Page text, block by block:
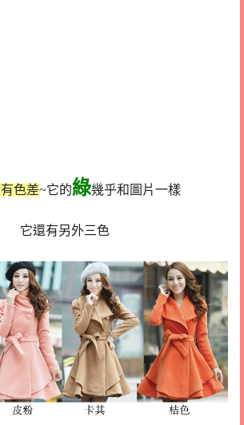
色差~它的綠幾乎和圖片一樣
它還有另外三色